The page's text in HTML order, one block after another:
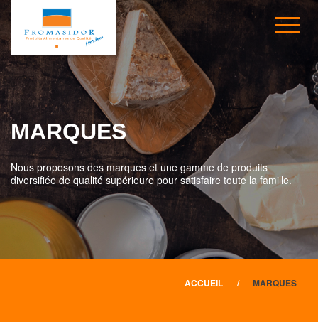
MARQUES
Nous proposons des marques et une gamme de produits
diversifiée de qualité supérieure pour satisfaire toute la famille.
ACCUEIL MARQUES